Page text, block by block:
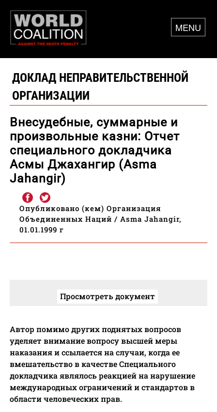
MENU
ДОКЛАД НЕПРАВИТЕЛЬСТВЕННОЙ
ОРГАНИЗАЦИИ
Внесудебные, суммарные и
произвольные казни: Отчет
специального докладчика
Асмы Джахангир (Asma
Jahangir)
Опубликовано (кем) Организация
Объединенных Наций / Asma Jahangir,
01.01.1999 г
Просмотреть документ
Автор помимо других поднятых вопросов
уделяет внимание вопросу высшей меры
наказания и ссылается на случаи, когда ее
вмешательство в качестве Специального
докладчика являлось реакцией на нарушение
международных ограничений и стандартов в
области человеческих прав.